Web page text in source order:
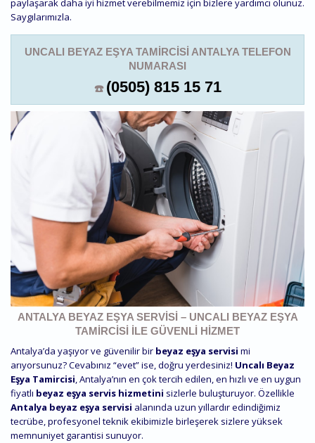
paylaşarak daha iyi hizmet verebilmemiz için bizlere yardımcı olunuz.
Saygılarımızla.
UNCALI BEYAZ EŞYA TAMIRCISI ANTALYA TELEFON
NUMARASI
☎️ (0505) 815 15 71
ANTALYA BEYAZ EŞYA SERVISI – UNCALI BEYAZ EŞYA
TAMIRCISI ILE GÜVENLI HIZMET
Antalya’da yaşıyor ve güvenilir bir beyaz eşya servisi mi
arıyorsunuz? Cevabınız “evet” ise, doğru yerdesiniz! Uncalı Beyaz
Eşya Tamircisi, Antalya’nın en çok tercih edilen, en hızlı ve en uygun
fiyatlı beyaz eşya servis hizmetini sizlerle buluşturuyor. Özellikle
Antalya beyaz eşya servisi alanında uzun yıllardır edindiğimiz
tecrübe, profesyonel teknik ekibimizle birleşerek sizlere yüksek
memnuniyet garantisi sunuyor.